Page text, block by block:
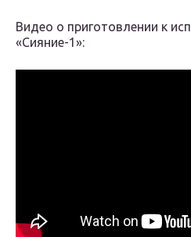
Видео о приготовлении к
«Сияние-1»: